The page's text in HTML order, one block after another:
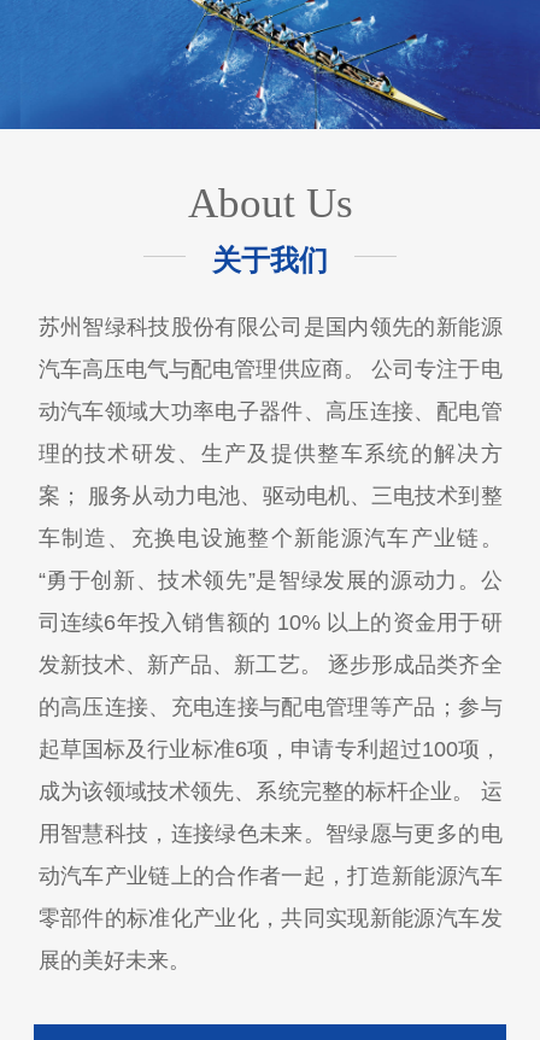
About Us
关于我们
苏州智绿科技股份有限公司是国内领先的新能源
汽车高压电气与配电管理供应商。 公司专注于电
动汽车领域大功率电子器件、高压连接、配电管
理的技术研发、生产及提供整车系统的解决方
案； 服务从动力电池、驱动电机、三电技术到整
车制造、充换电设施整个新能源汽车产业链。
“勇于创新、技术领先”是智绿发展的源动力。公
司连续6年投入销售额的 10% 以上的资金用于研
发新技术、新产品、新工艺。 逐步形成品类齐全
的高压连接、充电连接与配电管理等产品；参与
起草国标及行业标准6项，申请专利超过100项，
成为该领域技术领先、系统完整的标杆企业。 运
用智慧科技，连接绿色未来。智绿愿与更多的电
动汽车产业链上的合作者一起，打造新能源汽车
零部件的标准化产业化，共同实现新能源汽车发
展的美好未来。